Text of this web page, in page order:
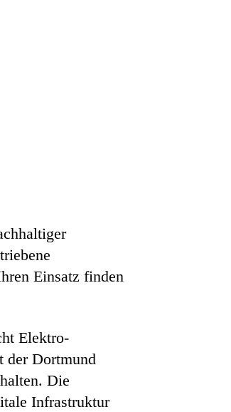
Einsatz finden
Elektro-
der Dortmund
Die
Infrastruktur